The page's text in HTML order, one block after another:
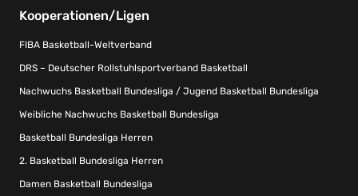
Kooperationen/Ligen
FIBA Basketball-Weltverband
DRS – Deutscher Rollstuhlsportverband Basketball
Nachwuchs Basketball Bundesliga / Jugend Basketball Bundesliga
Weibliche Nachwuchs Basketball Bundesliga
Basketball Bundesliga Herren
2. Basketball Bundesliga Herren
Damen Basketball Bundesliga